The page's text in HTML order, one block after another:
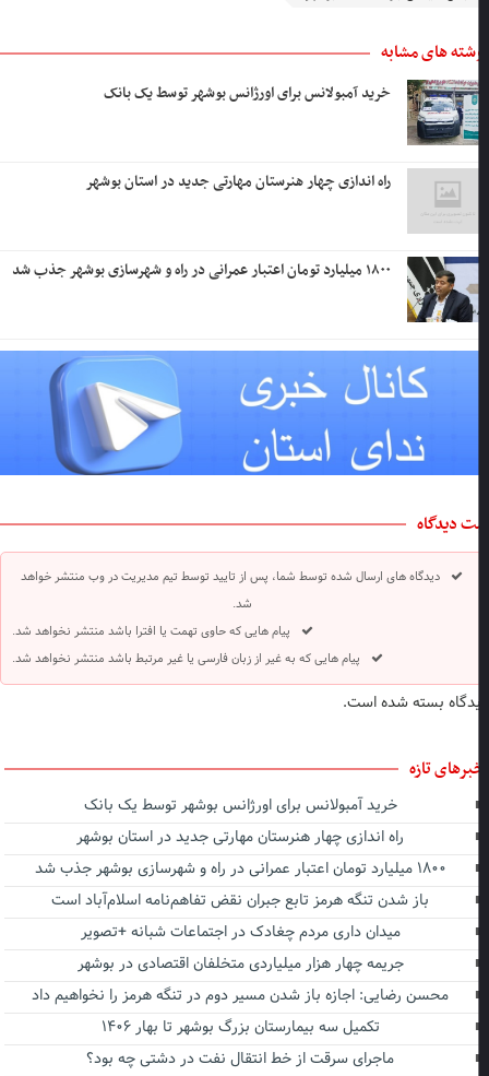
های مشابه
خرید آمبولانس برای اورژانس بوشهر توسط یک بانک
راه اندازی چهار هنرستان مهارتی جدید در استان بوشهر
۱۸۰۰ میلیارد تومان اعتبار عمرانی در راه و شهرسازی بوشهر جذب شد
دیدگاه
دیدگاه های ارسال شده توسط شما، پس از تایید توسط تیم مدیریت در وب منتشر خواهد
شد.
پیام هایی که حاوی تهمت یا افترا باشد منتشر نخواهد شد.
پیام هایی که به غیر از زبان فارسی یا غیر مرتبط باشد منتشر نخواهد شد.
بسته شده است.
تازه
خرید آمبولانس برای اورژانس بوشهر توسط یک بانک
راه اندازی چهار هنرستان مهارتی جدید در استان بوشهر
۱۸۰۰ میلیارد تومان اعتبار عمرانی در راه و شهرسازی بوشهر جذب شد
باز شدن تنگه هرمز تابع جبران نقض تفاهم‌نامه اسلام‌آباد است
میدان داری مردم چغادک در اجتماعات شبانه +تصویر
جریمه چهار هزار میلیاردی متخلفان اقتصادی در بوشهر
محسن رضایی: اجازه باز شدن مسیر دوم در تنگه هرمز را نخواهیم داد
تکمیل سه بیمارستان بزرگ بوشهر تا بهار ۱۴۰۶
ماجرای سرقت از خط انتقال نفت در دشتی چه بود؟